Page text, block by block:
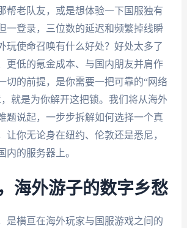
帮老队友，或是想体验一下国服独有
一登录，三位数的延迟和频繁掉线瞬
玩使命召唤有什么好处？好处太多了
低的氪金成本、与国内朋友并肩作
切的前提，是你需要一把可靠的“网络
就是为你解开这把锁。我们将从海外
题说起，一步步拆解如何选择一个真
让你无论身在纽约、伦敦还是悉尼，
内的服务器上。
海外游子的数字乡愁
是横亘在海外玩家与国服游戏之间的